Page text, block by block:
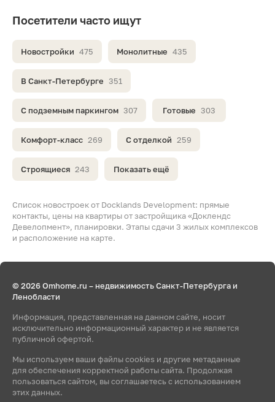
Список новостроек от Docklands Development: прямые
контакты, цены на квартиры от застройщика «Доклендс
Девелопмент», планировки. Этапы сдачи 3 жилых комплексов
и расположение на карте.
Посетители часто ищут
Новостройки 475 Монолитные 435
В Санкт-Петербурге 351
С подземным паркингом 307 Готовые 303
Комфорт-класс 269 С отделкой 259
Строящиеся 243 Показать ещё
© 2026 Omhome.ru – недвижимость Санкт-Петербурга и
Ленобласти
Информация, представленная на данном сайте, носит
исключительно информационный характер и не является
публичной офертой.
Мы используем ваши файлы cookies и другие метаданные
для обеспечения корректной работы сайта. Продолжая
пользоваться сайтом, вы соглашаетесь с использованием
этих данных.